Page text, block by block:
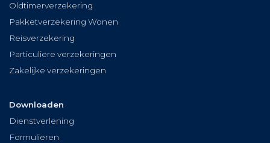
Oldtimerverzekering
Pakketverzekering Wonen
Reisverzekering
Particuliere verzekeringen
Zakelijke verzekeringen
Downloaden
Dienstverlening
Formulieren